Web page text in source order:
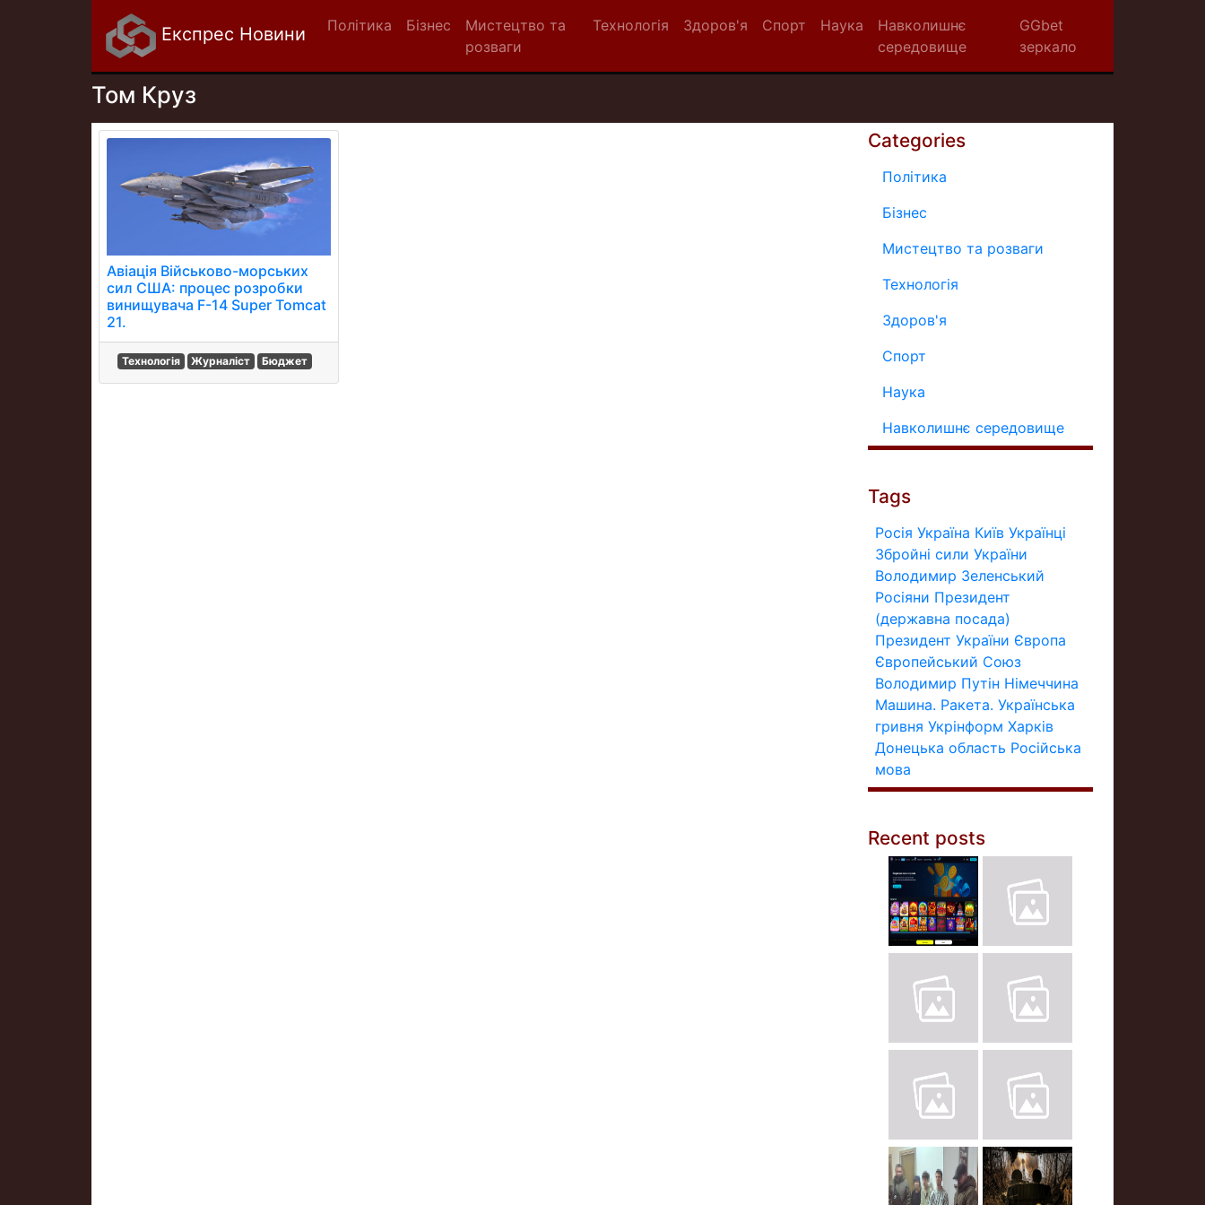
Експрес Новини Політика Бізнес
Мистецтво та
розваги
Технологія Здоров'я Спорт Наука
Навколишнє
середовище
GGbet
зеркало
Том Круз
Авіація Військово-морських
сил США: процес розробки
винищувача F-14 Super Tomcat
21.
Технологія Журналіст Бюджет
Categories
Політика
Бізнес
Мистецтво та розваги
Технологія
Здоров'я
Спорт
Наука
Навколишнє середовище
Tags
Росія Україна Київ Українці
Збройні сили України
Володимир Зеленський
Росіяни Президент
(державна посада)
Президент України Європа
Європейський Союз
Володимир Путін Німеччина
Машина. Ракета. Українська
гривня Укрінформ Харків
Донецька область Російська
мова
Recent posts